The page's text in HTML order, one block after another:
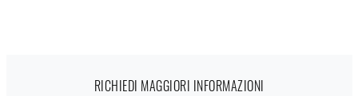
RICHIEDI MAGGIORI INFORMAZIONI